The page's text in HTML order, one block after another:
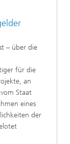
– über die
für die
an
Staat
eines
der